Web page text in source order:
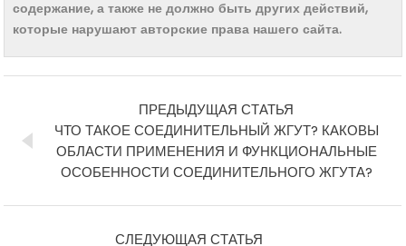
содержание, а также не должно быть других действий,
которые нарушают авторские права нашего сайта.
ПРЕДЫДУЩАЯ СТАТЬЯ
ЧТО ТАКОЕ СОЕДИНИТЕЛЬНЫЙ ЖГУТ? КАКОВЫ
ОБЛАСТИ ПРИМЕНЕНИЯ И ФУНКЦИОНАЛЬНЫЕ
ОСОБЕННОСТИ СОЕДИНИТЕЛЬНОГО ЖГУТА?
СЛЕДУЮЩАЯ СТАТЬЯ